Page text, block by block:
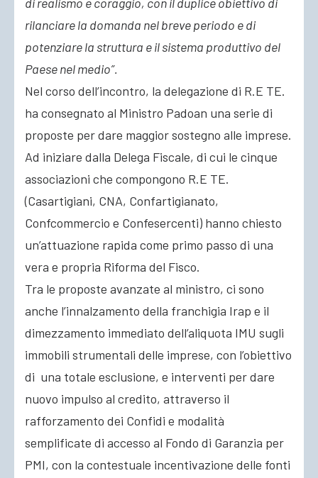
rilanciare la domanda nel breve periodo e di
potenziare la struttura e il sistema produttivo del
Paese nel medio”.
Nel corso dell’incontro, la delegazione di R.E TE.
ha consegnato al Ministro Padoan una serie di
proposte per dare maggior sostegno alle imprese.
Ad iniziare dalla Delega Fiscale, di cui le cinque
associazioni che compongono R.E TE.
(Casartigiani, CNA, Confartigianato,
Confcommercio e Confesercenti) hanno chiesto
un’attuazione rapida come primo passo di una
vera e propria Riforma del Fisco.
Tra le proposte avanzate al ministro, ci sono
anche l’innalzamento della franchigia Irap e il
dimezzamento immediato dell’aliquota IMU sugli
immobili strumentali delle imprese, con l’obiettivo
di una totale esclusione, e interventi per dare
nuovo impulso al credito, attraverso il
rafforzamento dei Confidi e modalità
semplificate di accesso al Fondo di Garanzia per
PMI, con la contestuale incentivazione delle fonti